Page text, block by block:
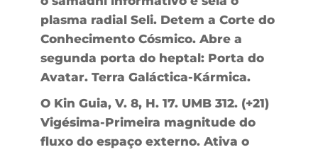
plasma radial Seli. Detem a Corte do
Conhecimento Cósmico. Abre a
segunda porta do heptal: Porta do
Avatar. Terra Galáctica-Kármica.
O Kin Guia, V. 8, H. 17. UMB 312. (+21)
Vigésima-Primeira magnitude do
fluxo do espaço externo. Ativa o